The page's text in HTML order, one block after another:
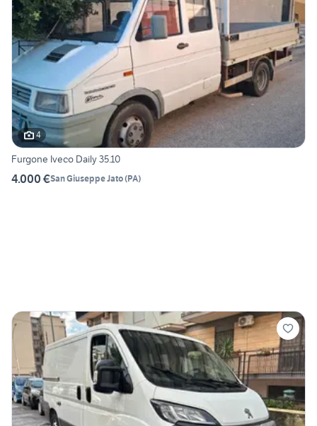
4
Furgone Iveco Daily 35.10
4.000 €San Giuseppe Jato(PA)